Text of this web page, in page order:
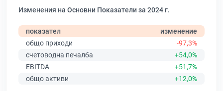
Изменения на Основни Показатели за 2024 г.
показател
изменение
общо приходи
-97,3%
счетоводна печалба
+54,0%
EBITDA
+51,7%
общо активи
+12,0%